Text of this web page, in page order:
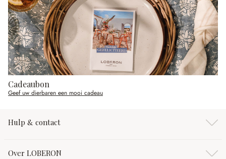
Cadeaubon
Geef uw dierbaren een mooi cadeau
Hulp & contact
Over LOBERON